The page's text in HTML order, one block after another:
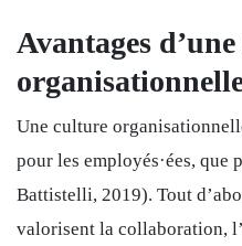
Avantages
Une culture
pour les employés·ées, que
Battistelli, 2019). Tout
valorisent la collaboration,